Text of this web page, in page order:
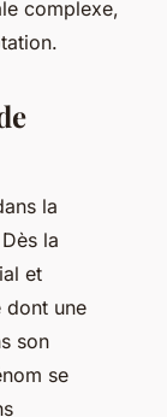
complexe,
la
la
et
dont une
son
se